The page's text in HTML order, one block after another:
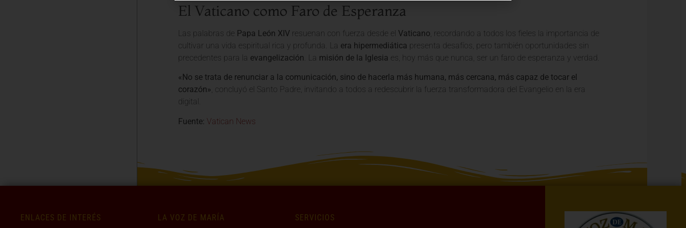
El Vaticano como Faro de Esperanza
Las palabras de Papa León XIVresuenan con fuerza desde el Vaticano, recordando a todos los fieles la importancia de
cultivar una vida espiritual rica y profunda. La era hipermediática presenta desafíos, pero también oportunidades sin
precedentes para la evangelización. La misión de la Iglesia es, hoy más que nunca, ser un faro de esperanza y verdad.
«No se trata de renunciar a la comunicación, sino de hacerla más humana, más cercana, más capaz de tocar el
corazón», concluyó el Santo Padre, invitando a todos a redescubrir la fuerza transformadora del Evangelio en la era
digital.
Fuente: Vatican News
ENLACES DE INTERÉS LA VOZ DE MARÍA SERVICIOS